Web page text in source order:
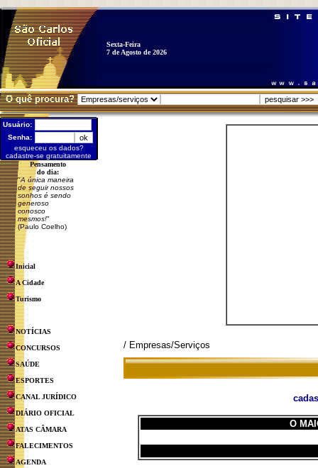
Sexta-Feira
7 de Agosto de 2026
O quê procura?
Usuário:
Senha:
esqueceu os dados?
cadastre-se gratuitamente
Pensamento
do dia:
"A única maneira
de seguir nossos
sonhos é sendo
generoso
conosco
mesmos!"
(Paulo Coelho)
Inicial
A Cidade
Turismo
NOTÍCIAS
CONCURSOS
SAÚDE
ESPORTES
CANAL JURÍDICO
DIÁRIO OFICIAL
ATAS CÂMARA
FALECIMENTOS
AGENDA
/ Empresas/Serviços
O